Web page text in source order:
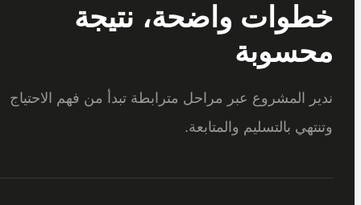
واضحة، نتيجة
المشروع عبر مراحل مترابطة تبدأ من فهم الاحتياج
بالتسليم والمتابعة.